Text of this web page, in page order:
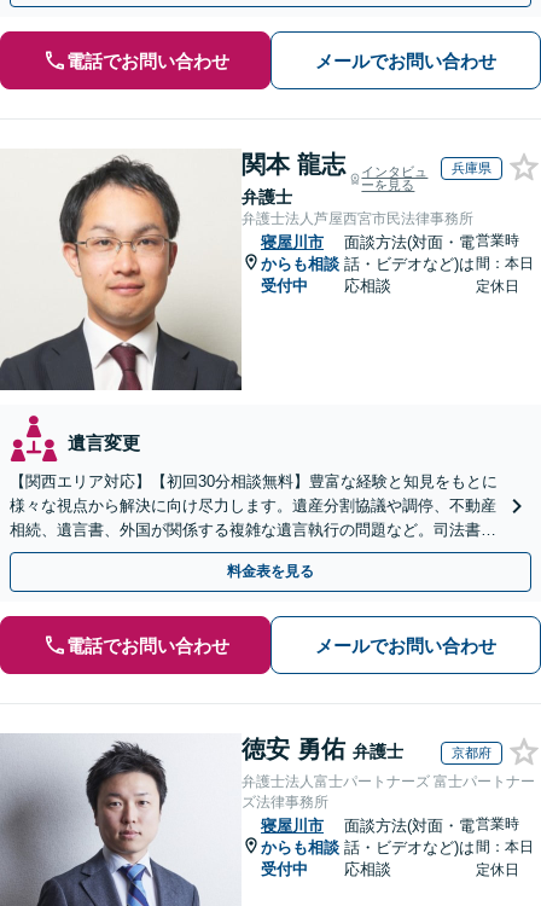
電話でお問い合わせ メールでお問い合わせ
関本 龍志
弁護士
インタビュ
ーを見る
兵庫県
弁護士法人芦屋西宮市民法律事務所
寝屋川市
からも相談
受付中
面談方法(対面・電
話・ビデオなど)は
応相談
営業時
間：本日
定休日
遺言変更
【関西エリア対応】【初回30分相談無料】豊富な経験と知見をもとに
様々な視点から解決に向け尽力します。遺産分割協議や調停、不動産
相続、遺言書、外国が関係する複雑な遺言執行の問題など。司法書士
や税理士とも連携し、円滑な解決を【オンライン面談可】
料金表を見る
電話でお問い合わせ メールでお問い合わせ
徳安 勇佑 弁護士 京都府
弁護士法人富士パートナーズ 富士パートナー
ズ法律事務所
寝屋川市
からも相談
受付中
面談方法(対面・電
話・ビデオなど)は
応相談
営業時
間：本日
定休日